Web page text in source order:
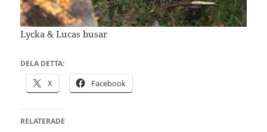
Lycka & Lucas busar
DELA DETTA:
X Facebook
RELATERADE